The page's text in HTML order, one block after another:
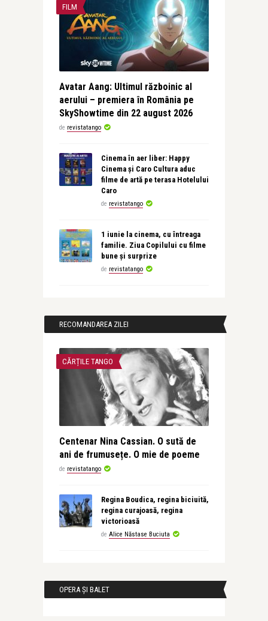
FILM
Avatar Aang: Ultimul războinic al
aerului – premiera în România pe
SkyShowtime din 22 august 2026
de revistatango
Cinema în aer liber: Happy
Cinema și Caro Cultura aduc
filme de artă pe terasa Hotelului
Caro
de revistatango
1 iunie la cinema, cu întreaga
familie. Ziua Copilului cu filme
bune și surprize
de revistatango
RECOMANDAREA ZILEI
CĂRȚILE TANGO
Centenar Nina Cassian. O sută de
ani de frumusețe. O mie de poeme
de revistatango
Regina Boudica, regina biciuită,
regina curajoasă, regina
victorioasă
de Alice Năstase Buciuta
OPERA ȘI BALET